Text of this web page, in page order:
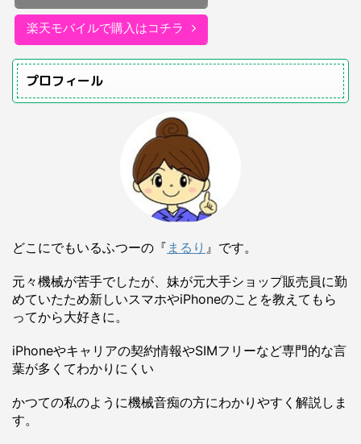
楽天モバイルで購入はコチラ
プロフィール
どこにでもいるふつーの『 まるり 』です。
元々機械が苦手でしたが、妹が元大手ショップ販売員に勤
めていたため新しいスマホやiPhoneのことを教えてもら
ってから大好きに。
iPhoneやキャリアの契約情報やSIMフリーなど専門的な言
葉が多くてわかりにくい
かつての私のように機械音痴の方にわかりやすく解説しま
す。